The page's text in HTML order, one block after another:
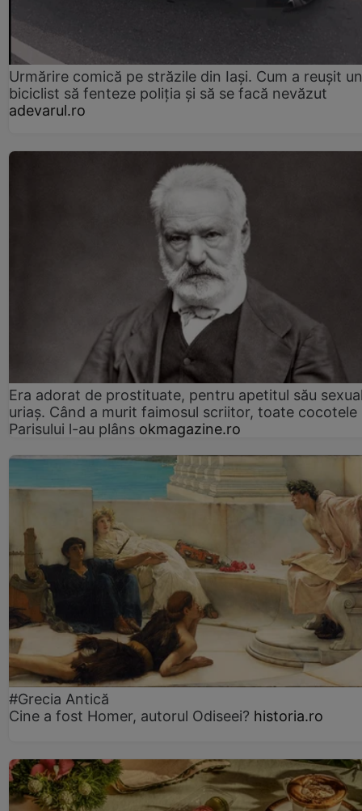
Urmărire comică pe străzile din Iași. Cum a reușit un
biciclist să fenteze poliția și să se facă nevăzut
adevarul.ro
Era adorat de prostituate, pentru apetitul său
uriaș. Când a murit faimosul scriitor, toate cocotele
Parisului l-au plâns okmagazine.ro
#Grecia Antică
Cine a fost Homer, autorul Odiseei? historia.ro